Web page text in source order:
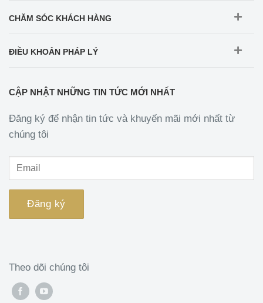
CHĂM SÓC KHÁCH HÀNG
ĐIỀU KHOẢN PHÁP LÝ
CẬP NHẬT NHỮNG TIN TỨC MỚI NHẤT
Đăng ký để nhận tin tức và khuyến mãi mới nhất từ
chúng tôi
Theo dõi chúng tôi